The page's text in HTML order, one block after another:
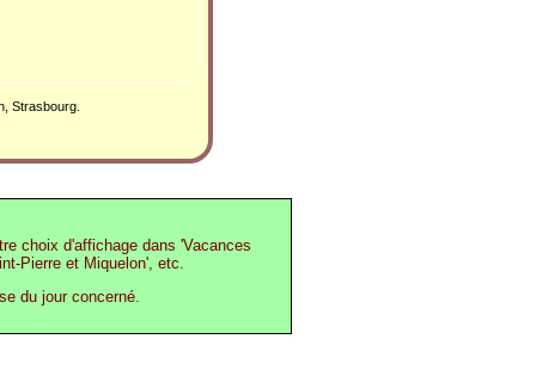
Strasbourg.
choix d'affichage dans 'Vacances
Pierre et Miquelon', etc.
du jour concerné.